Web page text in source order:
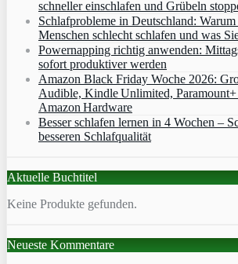
schneller einschlafen und Grübeln
Schlafprobleme in Deutschland:
Menschen schlecht schlafen und was
Powernapping richtig anwenden:
sofort produktiver werden
Amazon Black Friday Woche 2026:
Audible, Kindle Unlimited, Paramount+
Amazon Hardware
Besser schlafen lernen in 4 Wochen –
besseren Schlafqualität
Aktuelle Buchtitel
Keine Produkte gefunden.
Neueste Kommentare